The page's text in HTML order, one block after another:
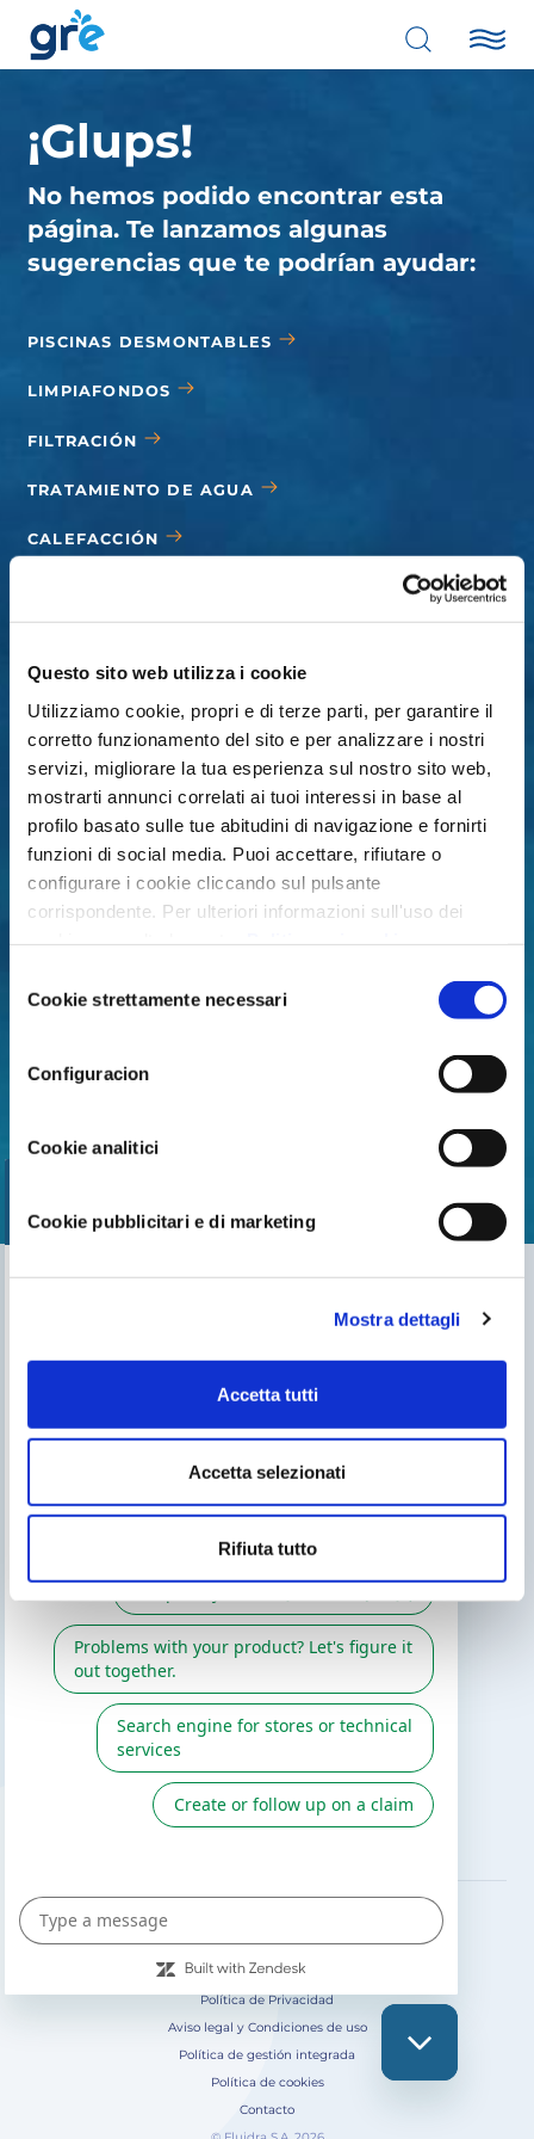
Questo sito web utilizza i cookie
Utilizziamo cookie, propri e di terze parti, per garantire il
corretto funzionamento del sito e per analizzare i nostri
servizi, migliorare la tua esperienza sul nostro sito web,
mostrarti annunci correlati ai tuoi interessi in base al
profilo basato sulle tue abitudini di navigazione e fornirti
funzioni di social media. Puoi accettare, rifiutare o
configurare i cookie cliccando sul pulsante
corrispondente. Per ulteriori informazioni sull'uso dei
delCookie strettamente necessari
Configuracion
Cookie analitici
Cookie pubblicitari e di marketing
Mostra dettagli
Accetta tutti
Accetta selezionati
Rifiuta tutto
¡Glups!
No hemos podido encontrar esta
página. Te lanzamos algunas
sugerencias que te podrían ayudar:
PISCINAS DESMONTABLES
LIMPIAFONDOS
FILTRACIÓN
TRATAMIENTO DE AGUA
CALEFACCIÓN
Encuentra nuestro distribuidor más cercano
TE PUEDE INTERESAR
El blog de Gre
Buscar instalador
Servicio de postventa
Catálogo Gre / Zodiac
SÍGUENOS EN
Política de Privacidad
Aviso legal y Condiciones de uso
Política de gestión integrada
Política de cookies
Contacto